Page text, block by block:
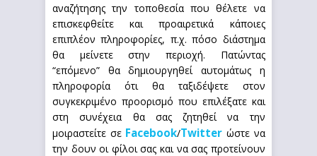
αναζήτησης την τοποθεσία που θέλετε να
επισκεφθείτε και προαιρετικά κάποιες
επιπλέον πληροφορίες, π.χ. πόσο διάστημα
θα μείνετε στην περιοχή. Πατώντας
“επόμενο” θα δημιουργηθεί αυτομάτως η
πληροφορία ότι θα ταξιδέψετε στον
συγκεκριμένο προορισμό που επιλέξατε και
στη συνέχεια θα σας ζητηθεί να την
μοιραστείτε σε Facebook/Twitter ώστε να
την δουν οι φίλοι σας και να σας προτείνουν